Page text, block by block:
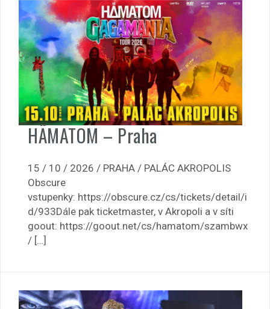
HÄMATOM – Praha
15 / 10 / 2026 / PRAHA / PALÁC AKROPOLIS
Obscure
vstupenky: https://obscure.cz/cs/tickets/detail/i
d/933Dále pak ticketmaster, v Akropoli a v síti
goout: https://goout.net/cs/hamatom/szambwx
/ […]